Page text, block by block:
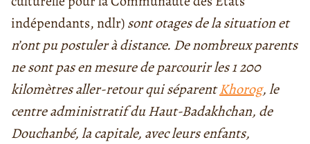
indépendants, ndlr)sont otages de la situation et
n’ont pu postuler à distance. De nombreux parents
ne sont pas en mesure de parcourir les 1 200
kilomètres aller-retour qui séparentKhorog, le
centre administratif du Haut-Badakhchan, de
Douchanbé, la capitale, avec leurs enfants,